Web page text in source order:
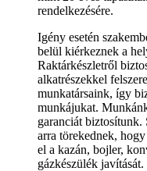
rendelkezésére.
Igény esetén
belül kiérkeznek a
Raktárkészletről
alkatrészekkel
munkatársaink, így
munkájukat.
garanciát biztosítunk.
arra törekednek,
el a kazán, bojler,
gázkészülék javítását.